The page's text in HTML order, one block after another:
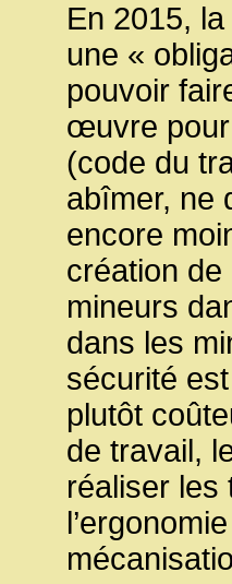
En 2015,
une «
pouvoir
œuvre pour
(code du
abîmer, ne
encore
création
mineurs
dans les
sécurité
plutôt
de travail,
réaliser les